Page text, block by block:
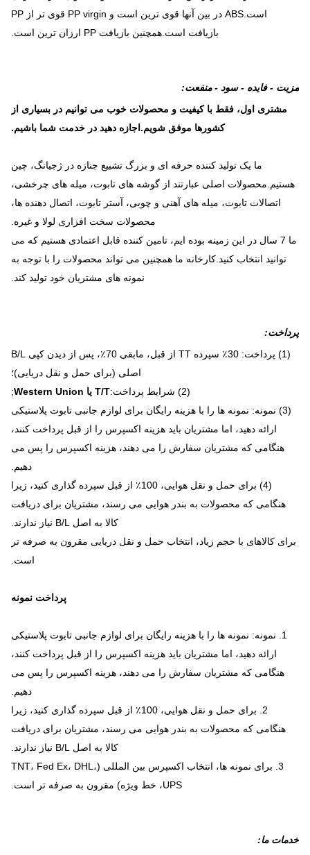
است.ABS در بین آنها قوی ترین است و PP virgin قوی تر از PP
بازیافت است.همچنین بازیافت PP ارزان ترین است.
مزیت - فایده - سود - منفعت:
مشتری اول، فقط با کیفیت و محصولات خوب می توانیم در بسیاری از
کشورها موفق شویم.اجازه دهید در خدمت شما باشیم.
ما یک تولید کننده حرفه ای و بزرگ تشییع جنازه در ژجیانگ، چین
هستیم.محصولات اصلی عبارتند از گوشه های تابوت، میله های چرخشی،
اتصالات تابوت، میله های آهنی و چوبی، آستر تابوت، اتصال دهنده ها،
محصولات سخت افزاری لولا و غیره.
ما 7 سال در این زمینه بوده ایم، تامین کننده قابل اعتمادی هستیم که می
توانید انتخاب کنید.کارخانه ما همچنین می تواند محصولات را با توجه به
نمونه های مشتریان خود تولید کند.
پرداخت:
(1) پرداخت: 30٪ سپرده TT از قبل، مابقی 70٪، پس از دیدن کپی B/L
اصلی (برای حمل و نقل دریایی)؛
(2) شرایط پرداخت:
T/T یا Western Union
;
(3) نمونه: نمونه ها را با هزینه رایگان برای لوازم جانبی تابوت پلاستیکی
ارائه دهید، اما مشتریان باید هزینه اکسپرس را از قبل پرداخت کنند،
هنگامی که مشتریان سفارش را می دهند، هزینه اکسپرس را پس می
دهیم.
(4) برای حمل و نقل هوایی، 100٪ از قبل سپرده گذاری کنید، زیرا
هنگامی که محصولات به بندر هوایی می رسند، مشتریان برای دریافت
کالا به اصل B/L نیاز ندارند.
برای کالاهای با حجم زیاد، انتخاب حمل و نقل دریایی مقرون به صرفه تر
است.
پرداخت نمونه
1. نمونه: نمونه ها را با هزینه رایگان برای لوازم جانبی تابوت پلاستیکی
ارائه دهید، اما مشتریان باید هزینه اکسپرس را از قبل پرداخت کنند،
هنگامی که مشتریان سفارش را می دهند، هزینه اکسپرس را پس می
دهیم.
2. برای حمل و نقل هوایی، 100٪ از قبل سپرده گذاری کنید، زیرا
هنگامی که محصولات به بندر هوایی می رسند، مشتریان برای دریافت
کالا به اصل B/L نیاز ندارند.
3. برای نمونه ها، انتخاب اکسپرس بین المللی (TNT، Fed Ex، DHL،
UPS، خط ویژه) مقرون به صرفه تر است.
خدمات ما: